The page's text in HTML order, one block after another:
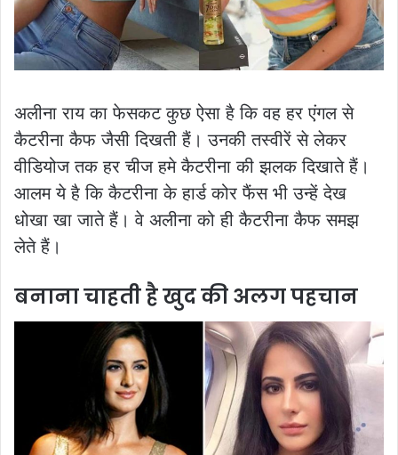
अलीना राय का फेसकट कुछ ऐसा है कि वह हर एंगल से
कैटरीना कैफ जैसी दिखती हैं। उनकी तस्वीरें से लेकर
वीडियोज तक हर चीज हमे कैटरीना की झलक दिखाते हैं।
आलम ये है कि कैटरीना के हार्ड कोर फैंस भी उन्हें देख
धोखा खा जाते हैं। वे अलीना को ही कैटरीना कैफ समझ
लेते हैं।
बनाना चाहती है खुद की अलग पहचान